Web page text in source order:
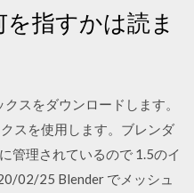
指すかは読ま
スをダウンロードします。
スを使用します。ブレンダ
管理されているので 1.5のイ
02/25 Blender でメッシュ